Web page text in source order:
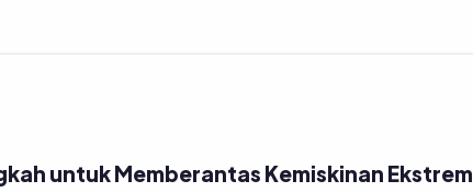
untuk Memberantas Kemiskinan Ekstrem